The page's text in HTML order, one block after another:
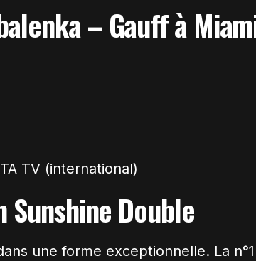
– Gauff à
TV (international)
Sunshine Double
une forme exceptionnelle. La n°1